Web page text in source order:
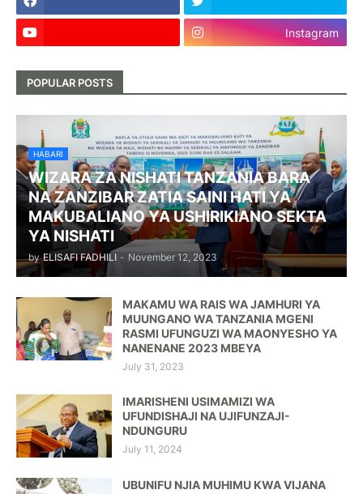
Instagram
POPULAR POSTS
HABARI
WIZARA ZA NISHATI TANZANIA BARA
NA ZANZIBAR ZATIA SAINI HATI YA
MAKUBALIANO YA USHIRIKIANO SEKTA
YA NISHATI
by ELISAFI FADHILI - November 12, 2023
MAKAMU WA RAIS WA JAMHURI YA
MUUNGANO WA TANZANIA MGENI
RASMI UFUNGUZI WA MAONYESHO YA
NANENANE 2023 MBEYA
July 31, 2023
IMARISHENI USIMAMIZI WA
UFUNDISHAJI NA UJIFUNZAJI-
NDUNGURU
July 11, 2024
UBUNIFU NJIA MUHIMU KWA VIJANA